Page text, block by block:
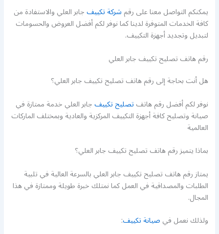
يمكنكم التواصل معنا على رقمشركة تكييفجابر العلي والاستفادة من
كافة الخدمات المتوفرة لدينا كما نوفر لكم أفضل العروض والحسومات
لتبديل وتجديد أجهزة التكييف.
رقم هاتف تصليح تكييف جابر العلي
هل أنت بحاجة إلى رقم هاتف تصليح تكييف جابر العلي؟
نوفر لكم أفضل رقم هاتفتصليح تكييفجابر العلي خدمة ممتازة في
صيانة وتصليح كافة أجهزة التكييف المركزية والعادية وبمختلف الماركات
العالمية
بماذا يتميز رقم هاتف تصليح تكييف جابر العلي؟
يمتاز رقم هاتف تصليح تكييف جابر العلي بالسرعة العالية في تلبية
الطلبات والمصداقية في العمل كما نمتلك خبرة طويلة وممتازة في هذا
المجال.
ولذلك نعمل فيصيانة تكييف: